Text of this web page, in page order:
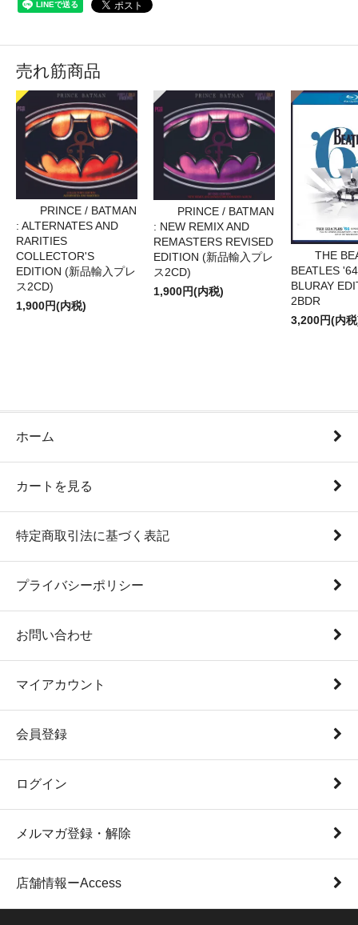
売れ筋商品
PRINCE / BATMAN
: ALTERNATES AND
RARITIES
COLLECTOR'S
EDITION (新品輸入プレ
ス2CD)
1,900円(内税)
PRINCE / BATMAN
: NEW REMIX AND
REMASTERS REVISED
EDITION (新品輸入プレ
ス2CD)
1,900円(内税)
THE
BEATLES
BLURAY
2BDR
3,200円(内
ホーム
カートを見る
特定商取引法に基づく表記
プライバシーポリシー
お問い合わせ
マイアカウント
会員登録
ログイン
メルマガ登録・解除
店舗情報ーAccess